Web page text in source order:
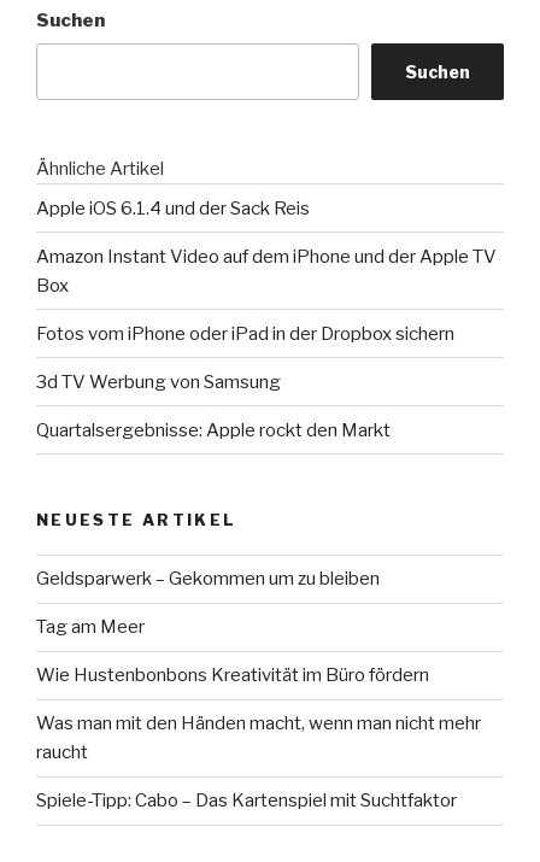
Suchen
Suchen
Ähnliche Artikel
Apple iOS 6.1.4 und der Sack Reis
Amazon Instant Video auf dem iPhone und der Apple TV
Box
Fotos vom iPhone oder iPad in der Dropbox sichern
3d TV Werbung von Samsung
Quartalsergebnisse: Apple rockt den Markt
NEUESTE ARTIKEL
Geldsparwerk – Gekommen um zu bleiben
Tag am Meer
Wie Hustenbonbons Kreativität im Büro fördern
Was man mit den Händen macht, wenn man nicht mehr
raucht
Spiele-Tipp: Cabo – Das Kartenspiel mit Suchtfaktor